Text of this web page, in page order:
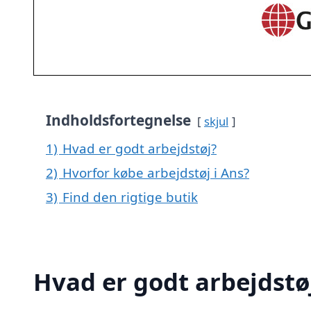
Indholdsfortegnelse skjul
1) Hvad er godt arbejdstøj?
2) Hvorfor købe arbejdstøj i Ans?
3) Find den rigtige butik
Hvad er godt